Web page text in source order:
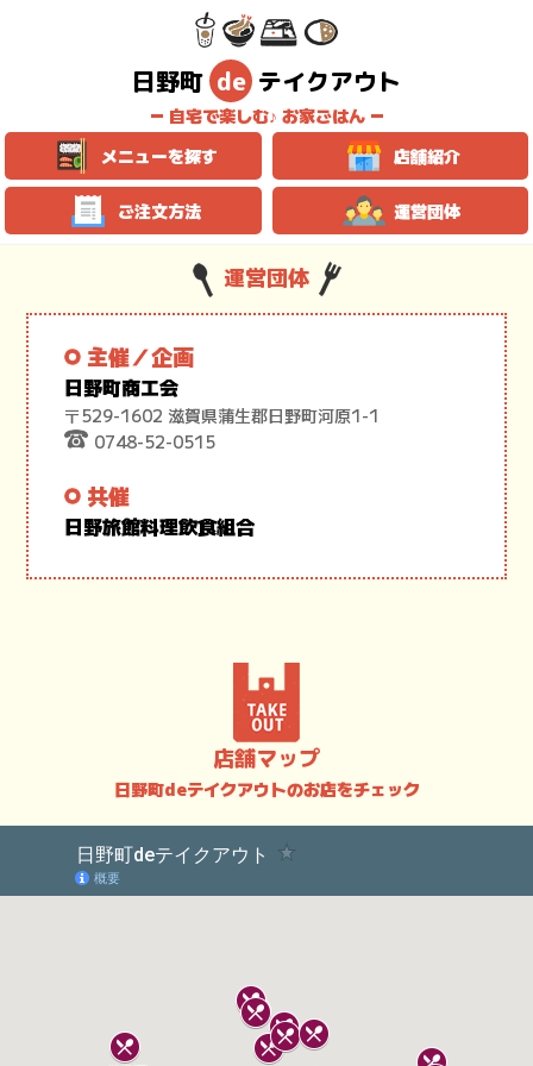
日野町 de テイクアウト
自宅で楽しむ♪ お家ごはん
メニューを探す
店舗紹介
ご注文方法 運営団体
運営団体
主催／企画
日野町商工会
〒529-1602 滋賀県蒲生郡日野町河原1-1
0748-52-0515
共催
日野旅館料理飲食組合
店舗マップ
日野町deテイクアウトのお店をチェック